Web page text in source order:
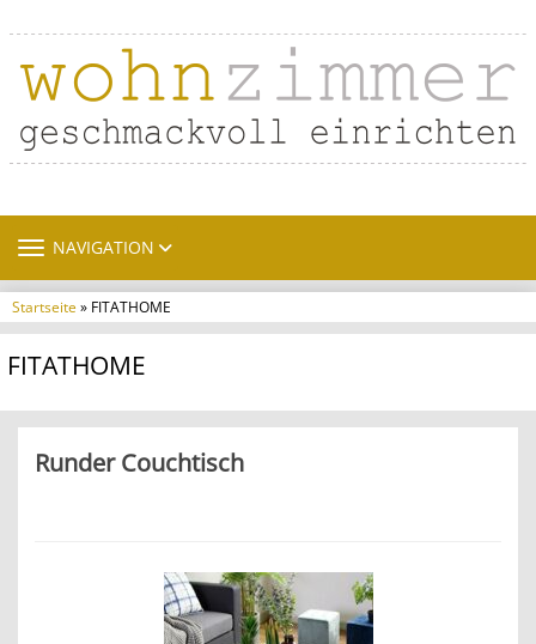
TOGGLE NAVIGATION
NAVIGATION
Startseite» FITATHOME
FITATHOME
Runder Couchtisch